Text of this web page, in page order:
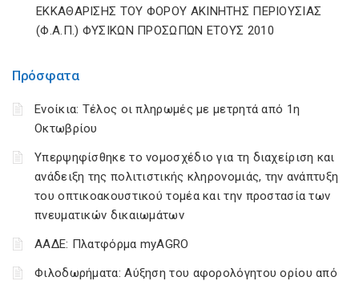
Πρόσφατα
Ενοίκια: Τέλος οι πληρωμές με μετρητά από 1η
Οκτωβρίου
Υπερψηφίσθηκε το νομοσχέδιο για τη διαχείριση και
ανάδειξη της πολιτιστικής κληρονομιάς, την ανάπτυξη
του οπτικοακουστικού τομέα και την προστασία των
πνευματικών δικαιωμάτων
ΑΑΔΕ: Πλατφόρμα myAGRO
Φιλοδωρήματα: Αύξηση του αφορολόγητου ορίου από
ΕΚΚΑΘΑΡΙΣΗΣ ΤΟΥ ΦΟΡΟΥ ΑΚΙΝΗΤΗΣ ΠΕΡΙΟΥΣΙΑΣ
(Φ.Α.Π.) ΦΥΣΙΚΩΝ ΠΡΟΣΩΠΩΝ ΕΤΟΥΣ 2010